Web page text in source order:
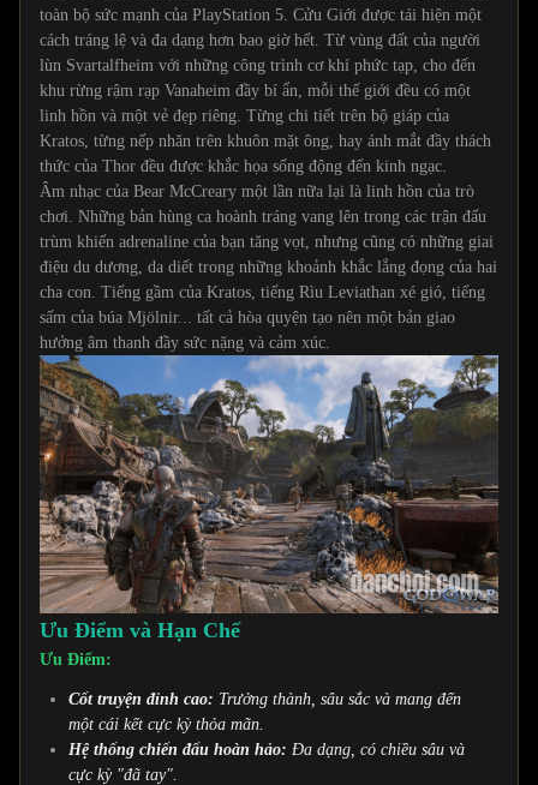
toàn bộ sức mạnh của PlayStation 5. Cửu Giới được tái hiện một
cách tráng lệ và đa dạng hơn bao giờ hết. Từ vùng đất của người
lùn Svartalfheim với những công trình cơ khí phức tạp, cho đến
khu rừng rậm rạp Vanaheim đầy bí ẩn, mỗi thế giới đều có một
linh hồn và một vẻ đẹp riêng. Từng chi tiết trên bộ giáp của
Kratos, từng nếp nhăn trên khuôn mặt ông, hay ánh mắt đầy thách
thức của Thor đều được khắc họa sống động đến kinh ngạc.
Âm nhạc của Bear McCreary một lần nữa lại là linh hồn của trò
chơi. Những bản hùng ca hoành tráng vang lên trong các trận đấu
trùm khiến adrenaline của bạn tăng vọt, nhưng cũng có những giai
điệu du dương, da diết trong những khoảnh khắc lắng đọng của hai
cha con. Tiếng gầm của Kratos, tiếng Rìu Leviathan xé gió, tiếng
sấm của búa Mjölnir... tất cả hòa quyện tạo nên một bản giao
hưởng âm thanh đầy sức nặng và cảm xúc.
Ưu Điểm và Hạn Chế
Ưu Điểm:
Cốt truyện đỉnh cao: Trưởng thành, sâu sắc và mang đến
một cái kết cực kỳ thỏa mãn.
Hệ thống chiến đấu hoàn hảo: Đa dạng, có chiều sâu và
cực kỳ "đã tay".